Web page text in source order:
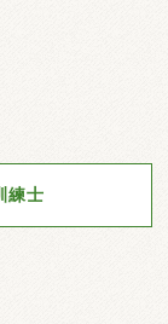
練士